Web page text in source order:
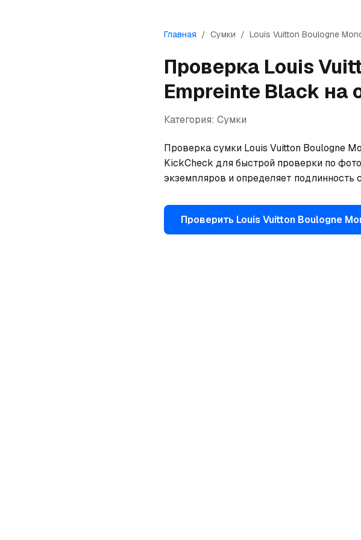
Главная / Сумки / Louis Vuitton Boulogne
Проверка Louis
Empreinte Black на
Категория: Сумки
Проверка сумки Louis Vuitton Boulogne
KickCheck для быстрой проверки по
экземпляров и определяет подлинность
Проверить Louis Vuitton Boulogne